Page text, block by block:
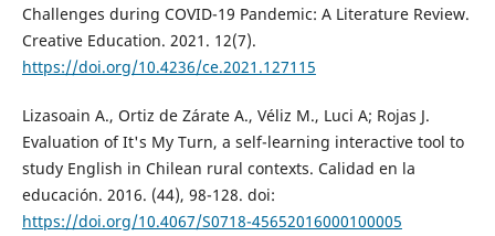
Challenges during COVID-19 Pandemic: A Literature Review.
Creative Education. 2021. 12(7).
https://doi.org/10.4236/ce.2021.127115
Lizasoain A., Ortiz de Zárate A., Véliz M., Luci A; Rojas J.
Evaluation of It's My Turn, a self-learning interactive tool to
study English in Chilean rural contexts. Calidad en la
educación. 2016. (44), 98-128. doi:
https://doi.org/10.4067/S0718-45652016000100005